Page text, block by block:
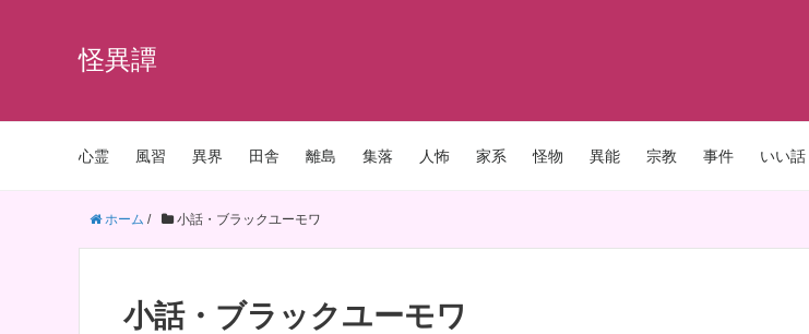
怪異譚
心霊 風習 異界 田舎 離島 集落 人怖 家系 怪物 異能 宗教 事件 いい話
ホーム / 小話・ブラックユーモワ
小話・ブラックユーモワ